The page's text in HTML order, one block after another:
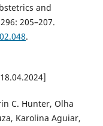
and
205–207.
.
C. Hunter, Olha
Karolina Aguiar,